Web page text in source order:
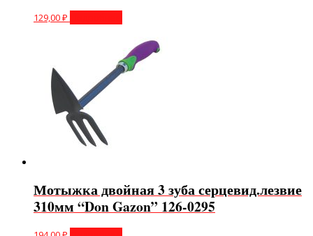
129,00₽
Мотыжка двойная 3 зуба серцевид.лезвие
310мм “Don Gazon” 126-0295